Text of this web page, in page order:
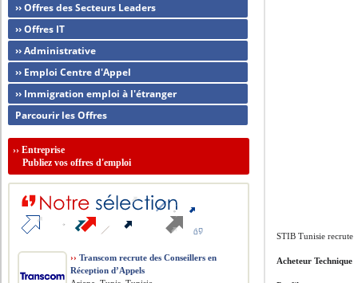
STIB Tunisie recrute
Acheteur Technique
›› Offres des Secteurs Leaders
›› Offres IT
›› Administrative
›› Emploi Centre d'Appel
›› Immigration emploi à l'étranger
Parcourir les Offres
››Entreprise
Publiez vos offres d'emploi
›› Transcom recrute des Conseillers en
Réception d’Appels